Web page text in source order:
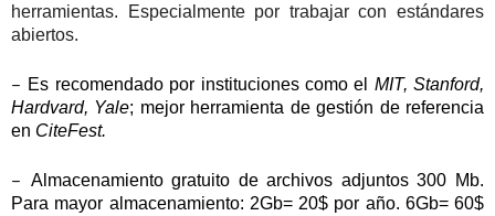
herramientas. Especialmente por trabajar con estándares
abiertos.
– Es recomendado por instituciones como el MIT, Stanford,
Hardvard, Yale; mejor herramienta de gestión de referencia
en CiteFest.
– Almacenamiento gratuito de archivos adjuntos 300 Mb.
Para mayor almacenamiento: 2Gb= 20$ por año. 6Gb= 60$